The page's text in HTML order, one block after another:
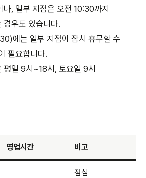
나, 일부 지점은 오전 10:30까지
경우도 있습니다.
에는 일부 지점이 잠시 휴무할 수
필요합니다.
평일 9시~18시, 토요일 9시
영업시간 비고
점심